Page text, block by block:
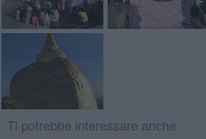
Ti potrebbe interessare anche: